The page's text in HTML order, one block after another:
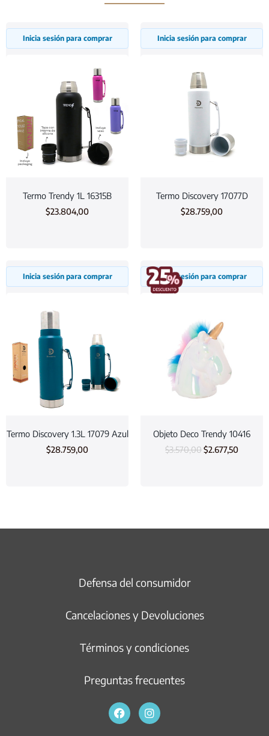
Inicia sesión para comprar
Termo Trendy 1L 16315B
$23.804,00
Inicia sesión para comprar
Termo Discovery 17077D
$28.759,00
Inicia sesión para comprar
Termo Discovery 1.3L 17079 Azul
$28.759,00
Inicia sesión para comprar
Objeto Deco Trendy 10416
$3.570,00$2.677,50
Defensa del consumidor
Cancelaciones y Devoluciones
Términos y condiciones
Preguntas frecuentes